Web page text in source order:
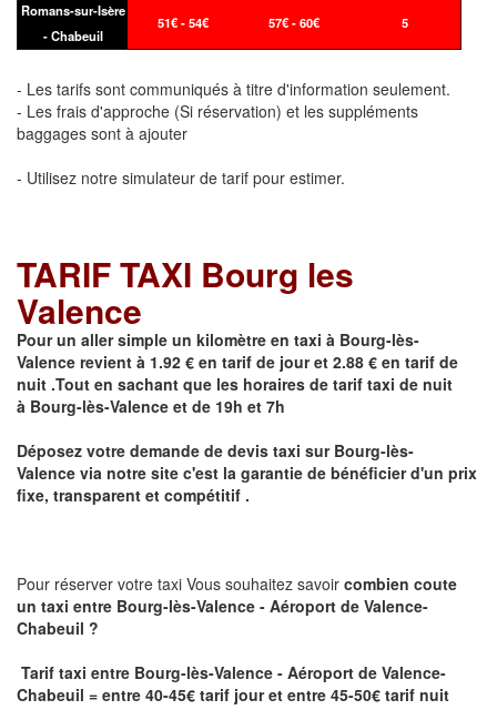
Romans-sur-Isère
- Chabeuil
51€ - 54€ 57€ - 60€ 5
- Les tarifs sont communiqués à titre d'information seulement.
- Les frais d'approche (Si réservation) et les suppléments
baggages sont à ajouter
- Utilisez notre simulateur de tarif pour estimer.
TARIF TAXI Bourg les
Valence
Pour un aller simple un kilomètre en taxi à Bourg-lès-
Valence revient à 1.92 € en tarif de jour et 2.88 € en tarif de
nuit .Tout en sachant que les horaires de tarif taxi de nuit
à Bourg-lès-Valence et de 19h et 7h
Déposez votre demande de devis taxi sur Bourg-lès-
Valence via notre site c'est la garantie de bénéficier d'un prix
fixe, transparent et compétitif .
Pour réserver votre taxi Vous souhaitez savoir combien coute
un taxi entre Bourg-lès-Valence - Aéroport de Valence-
Chabeuil ?
Tarif taxi entre Bourg-lès-Valence - Aéroport de Valence-
Chabeuil = entre 40-45€ tarif jour et entre 45-50€ tarif nuit